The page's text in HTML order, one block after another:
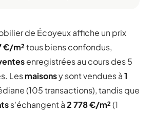
de Écoyeux affiche un prix
€/m²tous biens confondus,
enregistrées au cours des 5
Lesmaisonsy sont vendues à1
(105 transactions), tandis que
s'échangent à2 778 €/m²(1